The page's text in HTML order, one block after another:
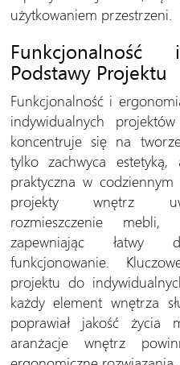
użytkowaniem przestrzeni.
Podstawy Projektu
Funkcjonalność i
indywidualnych
koncentruje się na
tylko zachwyca
praktyczna w
projekty wnętrz
rozmieszczenie
zapewniając łatwy
funkcjonowanie.
projektu do
każdy element wnętrza
poprawiał jakość życia
aranżacje wnętrz